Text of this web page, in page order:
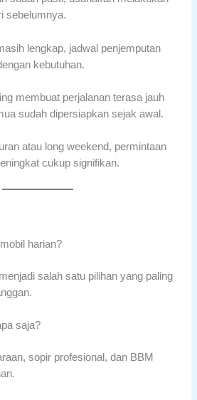
sebelumnya.
lengkap, jadwal penjemputan
kebutuhan.
membuat perjalanan terasa jauh
sudah dipersiapkan sejak awal.
atau long weekend, permintaan
cukup signifikan.
harian?
salah satu pilihan yang paling
saja?
sopir profesional, dan BBM